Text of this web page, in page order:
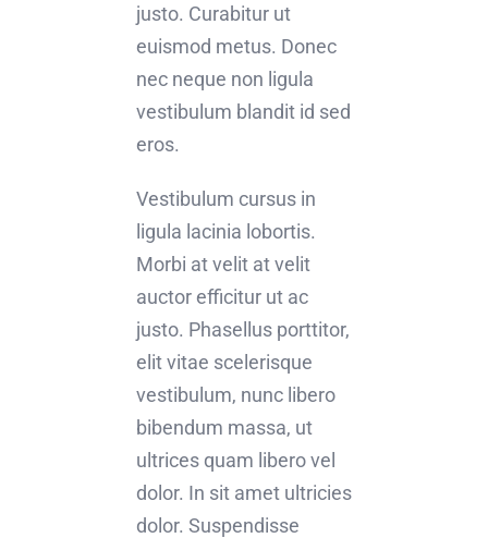
justo. Curabitur ut
euismod metus. Donec
nec neque non ligula
vestibulum blandit id sed
eros.
Vestibulum cursus in
ligula lacinia lobortis.
Morbi at velit at velit
auctor efficitur ut ac
justo. Phasellus porttitor,
elit vitae scelerisque
vestibulum, nunc libero
bibendum massa, ut
ultrices quam libero vel
dolor. In sit amet ultricies
dolor. Suspendisse